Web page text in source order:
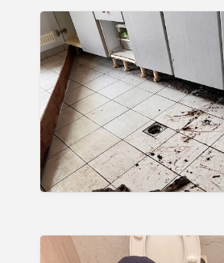
浴
室
水
管
阻
塞
板
橋
區
水